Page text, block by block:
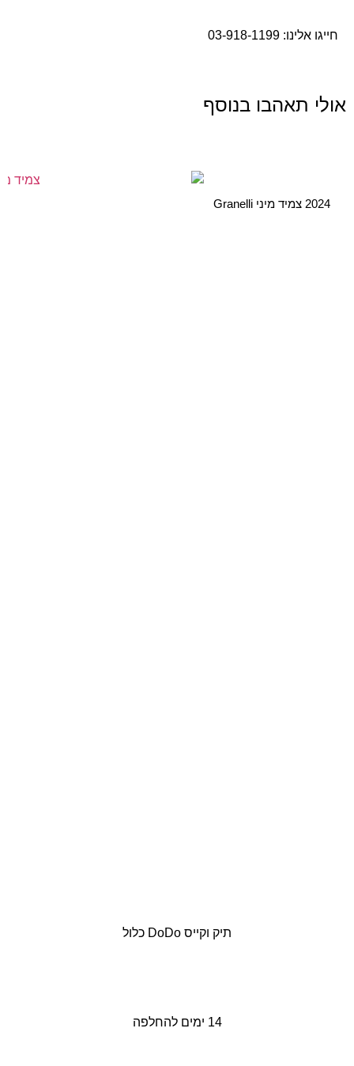
חייגו אלינו: 03-918-1199
אולי תאהבו בנוסף
2024 צמיד מיני Granelli
תיק וקייס DoDo כלול
14 ימים להחלפה